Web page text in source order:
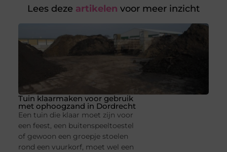
Lees deze artikelen voor meer inzicht
Tuin klaarmaken voor gebruik
met ophoogzand in Dordrecht
Een tuin die klaar moet zijn voor
een feest, een buitenspeeltoestel
of gewoon een groepje stoelen
rond een vuurkorf, moet wel een